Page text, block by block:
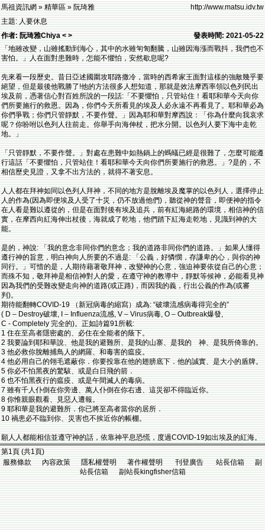
馬祖資訊網 » 精華區 » 阮琦雅
http://www.matsu.idv.tw
主題: 人要休息
作者: 阮琦雅Chiya < >
發表時間: 2021-05-22
「地雖改變，山雖搖動到海心，其中的水雖匉訇翻騰，山雖因海漲而戰抖，我們也不
害怕。」人在面對患難時，怎能不懼怕，安然歇息呢?
先來看一段歷史。昔日亞述國圍攻耶路撒冷，當時的西希家王面對這樣的強敵幾乎要
絕望，但是最後他戰勝了!他的方法很多人想知道，那就是效法摩西率領以色列民出
埃及前，憑著信心對百姓所說的一段話:「不要懼怕，只管站住！看耶和華今天向你
們所要施行的救恩。因為，你們今天所看見的埃及人必永遠不再看見了。耶和華必為
你們爭戰；你們只管靜默，不要作聲。」因為耶和華對摩西說：「你為什麼向我哀求
呢？你吩咐以色列人往前走。你舉手向海伸杖，把水分開。以色列人要下海中走乾
地。」
「只管靜默，不要作聲。」對處在患難中如熱鍋上的螞蟻已經是很難了，怎麼可能遵
行這話「不要懼怕，只管站住！看耶和華今天向你們所要施行的救恩。」?是的，不
相信歷史見證，又拿不出方法的，就得不著安息。
人人都在拜神如同以色列人拜神，不同的地方是脫離埃及魔掌的以色列人，選擇停止
人的作為(因為即便埃及人受了十災，仍不放過他們)，聽從神的聲音，即便神的指令
在人看是難以遵從的，但是在面對後有埃及追兵，前有紅海絕路的環境，相信神的信
實，在摩西向紅海伸出杖後，海就成了乾地，他們踏下紅海走乾地，見識到神的大
能。
是的，神說: 「我的意念非同你們的意念；我的道路非同你們的道路。」如果人懂得
遵行神的旨意，明白神向人所要的不過是: 「公義，好憐憫，存謙卑的心，與你的神
同行。」可惜的是，人期待藉著敬拜神，改變神的心意，強迫神要依從自己的心意；
而殊不知，敬拜神是相信神對人的愛，在遵守神的教導中，靜默等候神，必能看見神
因為我們的受難改變走向神的道路(或正路)，而因我的義，行出公義的作為(或審
判)。
期待能翻轉COVID-19 （新冠病毒的縮寫）成為: “破壞流感病毒得完全的”
( D – Destroy破壞, I – Influenza流感, V – Virus病毒, O – Outbreak爆發,
C - Completely 完全的)。正如詩篇91所載:
1 住在至高者隱密處的、必住在全能者的蔭下。
2 我要論到耶和華說、他是我的避難所、是我的山寨、是我的 神、是我所倚靠的。
3 他必救你脫離捕鳥人的網羅、和毒害的瘟疫。
4 他必用自己的翎毛遮蔽你．你要投靠在他的翅膀底下．他的誠實、是大小的盾牌。
5 你必不怕黑夜的驚駭、或是白日飛的箭．
6 也不怕黑夜行的瘟疫、或是午間滅人的毒病。
7 雖有千人仆倒在你旁邊、萬人仆倒在你右邊、這災卻不得臨近你。
8 你惟親眼觀看、見惡人遭報。
9 耶和華是我的避難所．你已將至高者當你的居所．
10 禍患必不臨到你、災害也不挨近你的帳棚。
願人人都能相信並遵守神的話，依靠神平息恐慌，度過COVID-19如出埃及的紅海。
第1頁 (共1頁)
服務條款 內容政策 隱私權聲明 著作權聲明 刊登廣告 站長信箱 副
站長信箱 副站長kingfisher信箱